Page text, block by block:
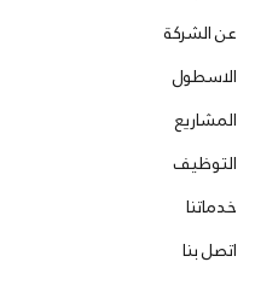
عن الشركة
الاسطول
المشاريع
التوظيف
خدماتنا
اتصل بنا